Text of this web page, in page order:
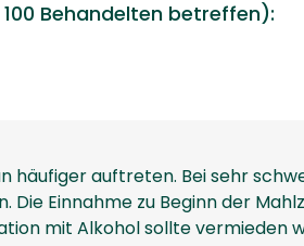
Behandelten betreffen):
häufiger auftreten. Bei sehr
Einnahme zu Beginn der
mit Alkohol sollte vermieden